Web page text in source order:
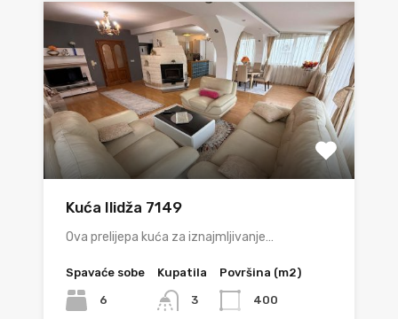
Kuća Ilidža 7149
Ova prelijepa kuća za iznajmljivanje…
Spavaće sobe
6
Kupatila
3
Površina (m2)
400